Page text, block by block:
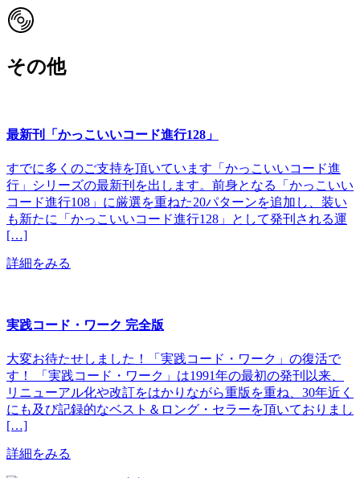
その他
最新刊「かっこいいコード進行128」
すでに多くのご支持を頂いています「かっこいいコード進
行」シリーズの最新刊を出します。前身となる「かっこいい
コード進行108」に厳選を重ねた20パターンを追加し、装い
も新たに「かっこいいコード進行128」として発刊される運
[…]
詳細をみる
実践コード・ワーク 完全版
大変お待たせしました！「実践コード・ワーク」の復活で
す！ 「実践コード・ワーク」は1991年の最初の発刊以来、
リニューアル化や改訂をはかりながら重版を重ね、30年近く
にも及び記録的なベスト＆ロング・セラーを頂いておりまし
[…]
詳細をみる